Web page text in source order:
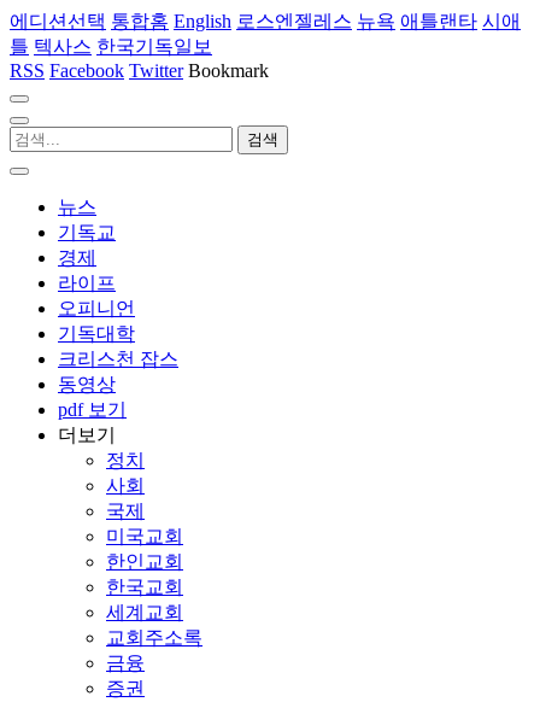
에디션선택 통합홈 English 로스엔젤레스 뉴욕 애틀랜타 시애
틀 텍사스 한국기독일보
RSS Facebook Twitter Bookmark
뉴스
기독교
경제
라이프
오피니언
기독대학
크리스천 잡스
동영상
pdf 보기
더보기
정치
사회
국제
미국교회
한인교회
한국교회
세계교회
교회주소록
금융
증권